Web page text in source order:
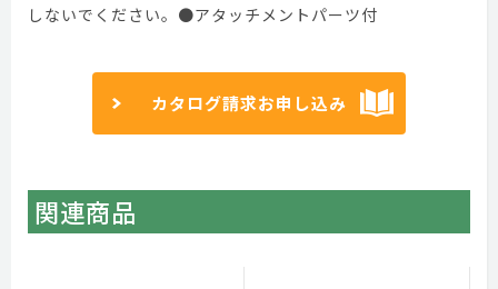
しないでください。●アタッチメントパーツ付
カタログ請求お申し込み
関連商品